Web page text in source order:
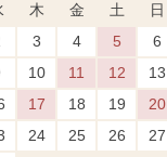
木 金 土
日
3 4 5
6
10 11 12
13
17 18 19
20
24 25 26
27